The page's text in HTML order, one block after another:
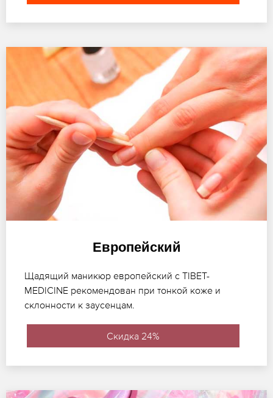
Европейский
Щадящий маникюр европейский с TIBET-
MEDICINE рекомендован при тонкой коже и
склонности к заусенцам.
Скидка 24%